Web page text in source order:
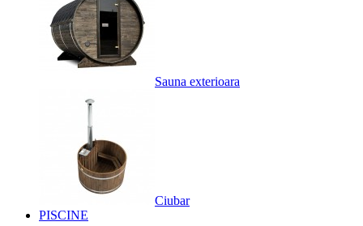
Sauna exterioara
Ciubar
PISCINE